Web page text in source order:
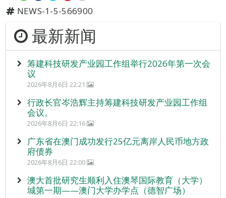
NEWS-1-5-566900
最新新闻
筹建科技研发产业园工作组举行2026年第一次会
议
2026年8月6日 22:21
行政长官岑浩辉主持筹建科技研发产业园工作组
会议。
2026年8月6日 22:16
广东省在澳门成功发行25亿元离岸人民币地方政
府债券
2026年8月6日 22:00
澳大首批研究生顺利入住澳琴国际教育（大学）
城第一期——澳门大学办学点（德智广场）